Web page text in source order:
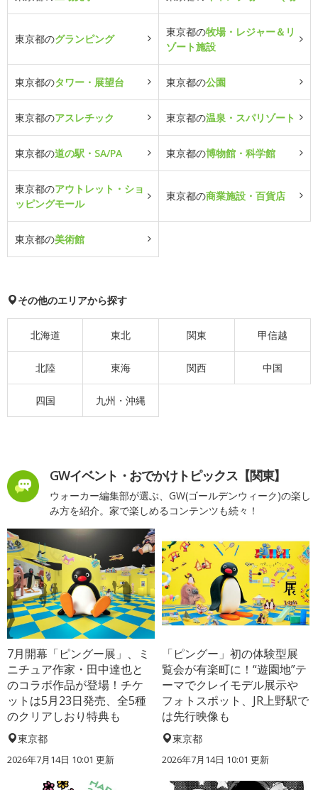
東京都のグランピング
東京都の牧場・レジャー＆リ
ゾート施設
東京都のタワー・展望台 東京都の公園
東京都のアスレチック 東京都の温泉・スパリゾート
東京都の道の駅・SA/PA 東京都の博物館・科学館
東京都のアウトレット・ショ
ッピングモール
東京都の商業施設・百貨店
東京都の美術館
その他のエリアから探す
北海道 東北 関東 甲信越
北陸 東海 関西 中国
四国 九州・沖縄
GWイベント・おでかけトピックス【関東】
ウォーカー編集部が選ぶ、GW(ゴールデンウィーク)の楽し
み方を紹介。家で楽しめるコンテンツも続々！
7月開幕「ピングー展」、ミ
ニチュア作家・田中達也と
のコラボ作品が登場！チケ
ットは5月23日発売、全5種
のクリアしおり特典も
東京都
2026年7月14日 10:01 更新
「ピングー」初の体験型展
覧会が有楽町に！“遊園地”テ
ーマでクレイモデル展示や
フォトスポット、JR上野駅で
は先行映像も
東京都
2026年7月14日 10:01 更新